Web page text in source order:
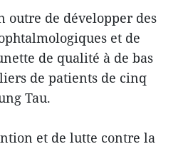
outre de développer des
et de
de qualité à de bas
de patients ​de cinq
Tau.
et de lutte contre la